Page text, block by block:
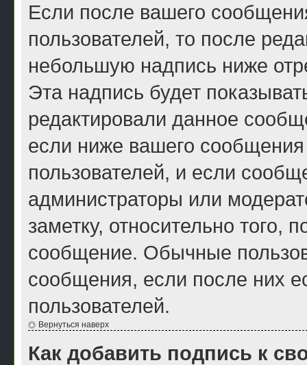
Если после вашего
пользователей, то после
небольшую надпись ниже
Эта надпись будет
редактировали данное
если ниже вашего
пользователей, и если
администраторы или
заметку, относительно того,
сообщение. Обычные
сообщения, если после них
пользователей.
Вернуться наверх
Как добавить подпись к